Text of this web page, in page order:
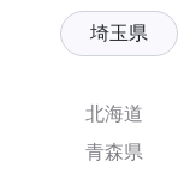
埼玉県
北海道
青森県